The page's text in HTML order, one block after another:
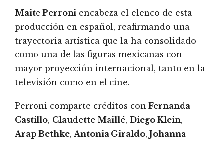
Maite Perroni encabeza el elenco de esta
producción en español, reafirmando una
trayectoria artística que la ha consolidado
como una de las figuras mexicanas con
mayor proyección internacional, tanto en la
televisión como en el cine.
Perroni comparte créditos con Fernanda
Castillo, Claudette Maillé, Diego Klein,
Arap Bethke, Antonia Giraldo, Johanna